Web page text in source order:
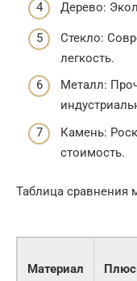
Дерево:
Стекло:
легкость.
Металл:
Камень:
стоимость.
Таблица сравнения
Материал